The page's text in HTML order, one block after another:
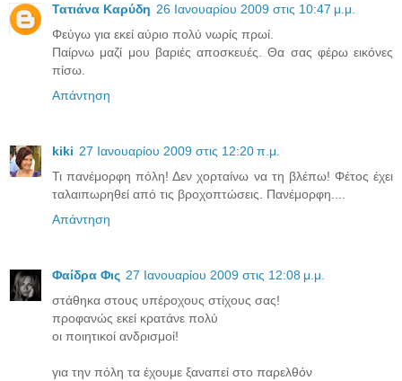
Τατιάνα Καρύδη 26 Ιανουαρίου 2009 στις 10:47 μ.μ.
Φεύγω για εκεί αύριο πολύ νωρίς πρωί.
Παίρνω μαζί μου βαριές αποσκευές. Θα σας φέρω εικόνες
πίσω.
Απάντηση
kiki 27 Ιανουαρίου 2009 στις 12:20 π.μ.
Τι πανέμορφη πόλη! Δεν χορταίνω να τη βλέπω! Φέτος έχει
ταλαιπωρηθεί από τις βροχοπτώσεις. Πανέμορφη....
Απάντηση
Φαίδρα Φις 27 Ιανουαρίου 2009 στις 12:08 μ.μ.
στάθηκα στους υπέροχους στίχους σας!
προφανώς εκεί κρατάνε πολύ
οι ποιητικοί ανδρισμοί!
για την πόλη τα έχουμε ξαναπεί στο παρελθόν